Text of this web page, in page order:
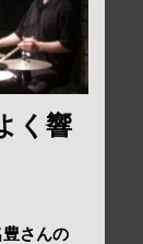
く響
さんの